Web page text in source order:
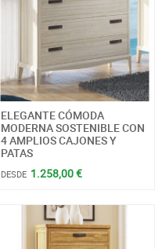
ELEGANTE CÓMODA
MODERNA SOSTENIBLE CON
4 AMPLIOS CAJONES Y
PATAS
DESDE 1.258,00 €